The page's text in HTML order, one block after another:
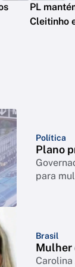
PL
Cleitinho
Política
Plano
para
Brasil
Mulher